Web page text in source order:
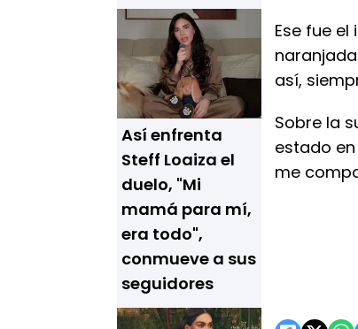
Así enfrenta
Steff Loaiza el
duelo, "Mi
mamá para mí,
era todo",
conmueve a sus
seguidores
Ese fue
así,
Sobre la
estado
me